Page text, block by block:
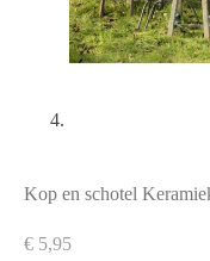
Kop en schotel
€ 5,95